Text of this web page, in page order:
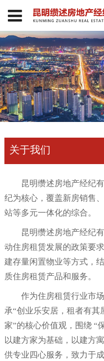
关于我们
昆明缵述房地产经纪
纪为核心，覆盖新房销售
站等多元一体化的综合。
昆明缵述房地产经纪
动住房租赁发展的政策要
建存量闲置物业等方式，
质住房租赁产品和服务。
作为住房租赁行业市
承“创业乐安居，租者有
家”的核心价值观，围绕 “
以建方家为基础，以建方
供专业四心服务，致力于